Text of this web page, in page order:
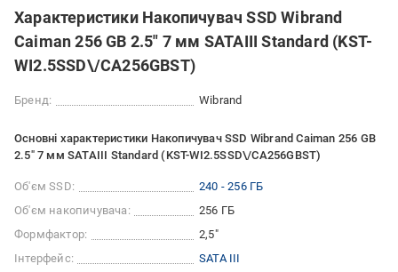
Характеристики Накопичувач SSD Wibrand
Caiman 256 GB 2.5" 7 мм SATAIII Standard (KST-
WI2.5SSD\/CA256GBST)
Бренд: Wibrand
Основні характеристики Накопичувач SSD Wibrand Caiman 256 GB
2.5" 7 мм SATAIII Standard (KST-WI2.5SSD\/CA256GBST)
Об'єм SSD:
240 - 256 ГБ
Об'єм накопичувача:
256 ГБ
Формфактор:
2,5"
Інтерфейс:
SATA III